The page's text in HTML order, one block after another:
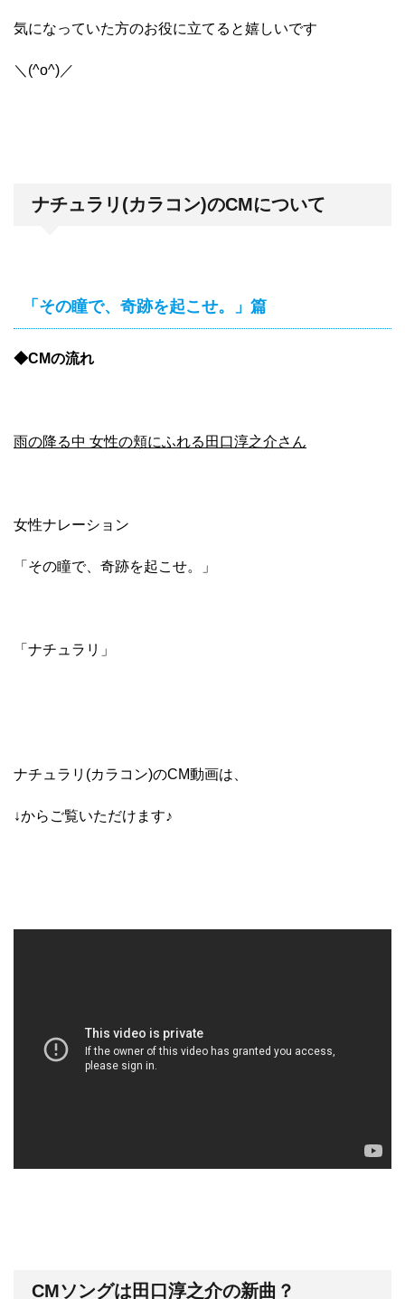
気になっていた方のお役に立てると嬉しいです
＼(^o^)／
ナチュラリ(カラコン)のCMについて
「その瞳で、奇跡を起こせ。」篇
◆CMの流れ
雨の降る中 女性の頬にふれる田口淳之介さん
女性ナレーション
「その瞳で、奇跡を起こせ。」
「ナチュラリ」
ナチュラリ(カラコン)のCM動画は、
↓からご覧いただけます♪
CMソングは田口淳之介の新曲？